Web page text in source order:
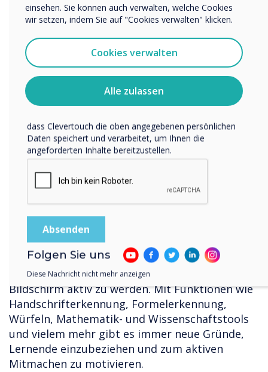
Mehr Beteiligung im
Unterricht
Schüler und Schülerinnen lieben es, am großen
Bildschirm aktiv zu werden. Mit Funktionen wie
Handschrifterkennung, Formelerkennung,
Würfeln, Mathematik- und Wissenschaftstools
und vielem mehr gibt es immer neue Gründe,
Lernende einzubeziehen und zum aktiven
Mitmachen zu motivieren.
einsehen. Sie können auch verwalten, welche Cookies
wir setzen, indem Sie auf "Cookies verwalten" klicken.
Cookies verwalten
Alle zulassen
Ich bin damit einverstanden, Mitteilungen von
Sie können diese Benachrichtigungen jederzeit
abbestellen. Weitere Informationen zum Abbestellen, zu
unseren Datenschutzverfahren und dazu, wie wir Ihre
Privatsphäre schützen und respektieren, finden Sie in
unserer Datenschutzrichtlinie.
dass Clevertouch die oben angegebenen persönlichen
Daten speichert und verarbeitet, um Ihnen die
angeforderten Inhalte bereitzustellen.
Folgen Sie uns
Diese Nachricht nicht mehr anzeigen